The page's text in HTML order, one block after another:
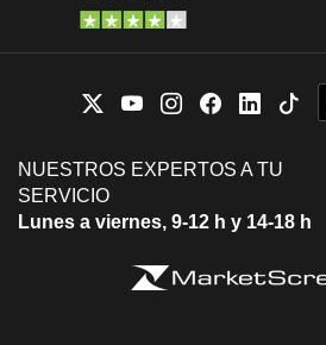
NUESTROS EXPERTOS A TU
SERVICIO
Lunes a viernes, 9-12 h y 14-18 h